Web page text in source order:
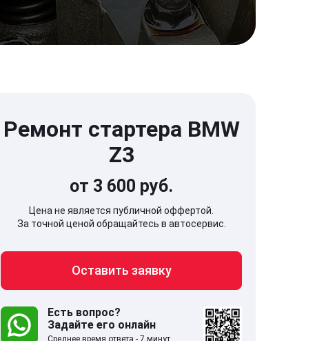
141707, Московская обл,
дом 5
Ремонт стартера BMW
Z3
от 3 600 руб.
Цена не является публичной оффертой.
За точной ценой обращайтесь в автосервис.
Оставить заявку
Есть вопрос?
Задайте его онлайн
Среднее время ответа - 7 минут